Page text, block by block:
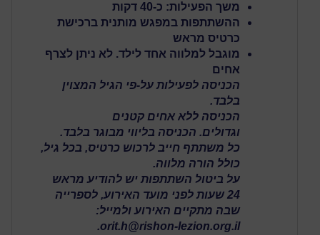
משך הפעילות: כ-40 דקות
ההשתתפות במפגש מותנית ברכישת
כרטיס מראש
מוגבל למלווה אחד לילד. לא ניתן לצרף
אחים
הכניסה לפעילות על-פי הגיל המצוין
בלבד.
הכניסה ללא אחים קטנים
וגדולים. הכניסה בליווי מבוגר בלבד.
כל משתתף חייב לרכוש כרטיס, בכל גיל,
כולל הורה מלווה.
על ביטול השתתפות יש להודיע מראש
24 שעות לפני מועד האירוע, לספרייה
שבה מתקיים האירוע ולמייל:
orit.h@rishon-lezion.org.il.